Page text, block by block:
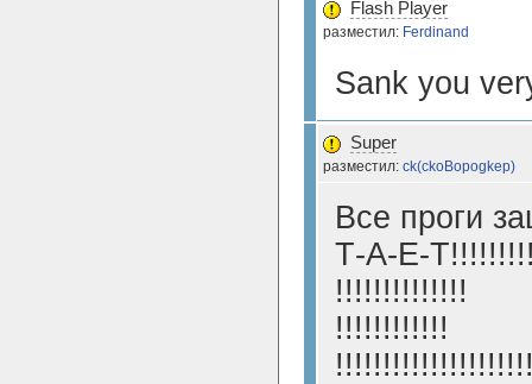
Flash Player
разместил: Ferdinand
Sank you
Super
разместил: ck(ckoBopogkep)
Все проги
Т-А-Е-
!!!!!!!!!!!!!!
!!!!!!!!!!!!